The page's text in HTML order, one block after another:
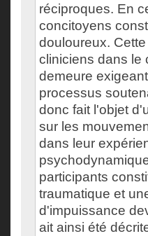
réciproques. En
concitoyens
douloureux.
cliniciens dans le
demeure
processus
donc fait l'objet
sur les
dans leur
participants
traumatique et
d'impuissance
ait ainsi été